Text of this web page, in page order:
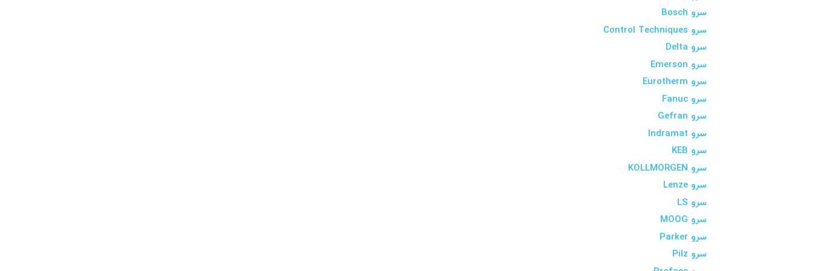
سرو Bosch
سرو Control Techniques
سرو Delta
سرو Emerson
سرو Eurotherm
سرو Fanuc
سرو Gefran
سرو Indramat
سرو KEB
سرو KOLLMORGEN
سرو Lenze
سرو LS
سرو MOOG
سرو Parker
سرو Pilz